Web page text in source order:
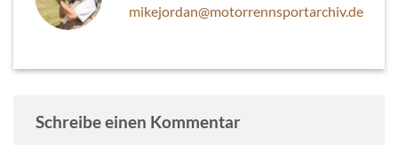
mikejordan@motorrennsportarchiv.de
Schreibe einen Kommentar